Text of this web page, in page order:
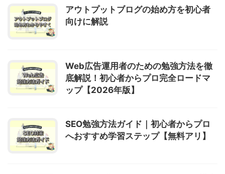
アウトプットブログの始め方を初心者
向けに解説
Web広告運用者のための勉強方法を徹
底解説！初心者からプロ完全ロードマ
ップ【2026年版】
SEO勉強方法ガイド｜初心者からプロ
へおすすめ学習ステップ【無料アリ】